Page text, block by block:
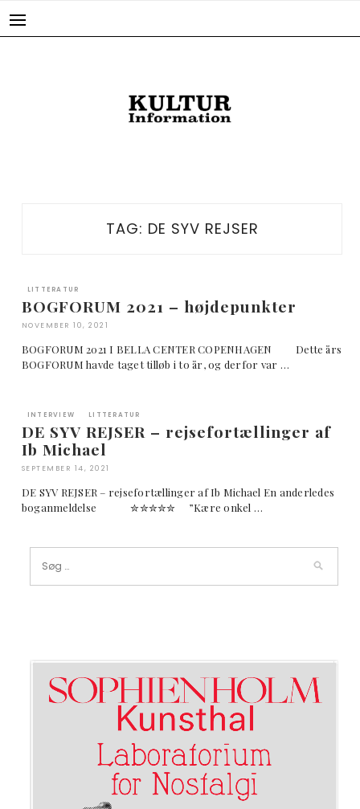
TAG: DE SYV REJSER
LITTERATUR
BOGFORUM 2021 – højdepunkter
NOVEMBER 10, 2021
BOGFORUM 2021 I BELLA CENTER COPENHAGEN Dette års
BOGFORUM havde taget tilløb i to år, og derfor var …
INTERVIEW LITTERATUR
DE SYV REJSER – rejsefortællinger af
Ib Michael
SEPTEMBER 14, 2021
DE SYV REJSER – rejsefortællinger af Ib Michael En anderledes
boganmeldelse ✮✮✮✮✮ ”Kære onkel …